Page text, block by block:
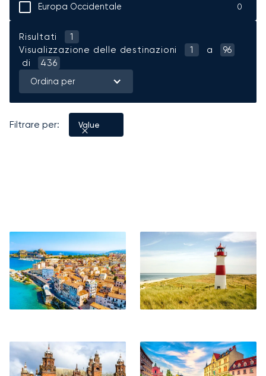
Europa Occidentale
0
Risultati
1
Visualizzazione delle destinazioni
1 a
96
di
436
Ordina per
Filtrare per: Value
Corfù Sylt
Glasgow Lubiana